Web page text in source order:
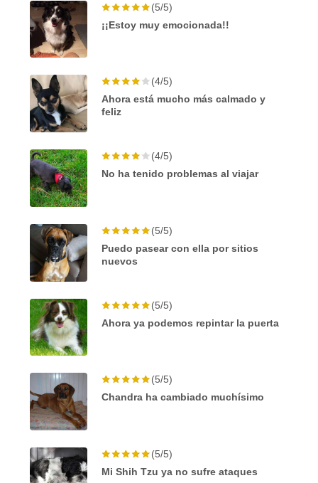
(5/5)
¡¡Estoy muy emocionada!!
(4/5)
Ahora está mucho más calmado y
feliz
(4/5)
No ha tenido problemas al viajar
(5/5)
Puedo pasear con ella por sitios
nuevos
(5/5)
Ahora ya podemos repintar la puerta
(5/5)
Chandra ha cambiado muchísimo
(5/5)
Mi Shih Tzu ya no sufre ataques